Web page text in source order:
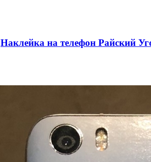
Наклейка на телефон Райский